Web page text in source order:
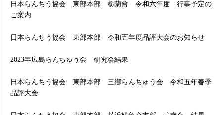
日本らんちう協会 東部本部 栃蘭會 令和六年度 行事予定の
ご案内
日本らんちう協会 東部本部 令和五年度品評大会のお知らせ
2023年広島らんちゅう会 研究会結果
日本らんちう協会 東部本部 三鄕らんちゅう会 令和五年春季
品評大会